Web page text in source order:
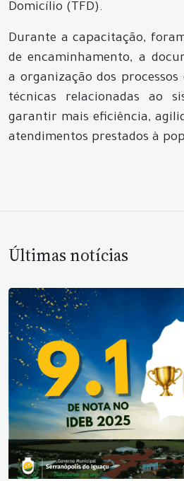
Domicílio (TFD).
Durante a capacitação,
de encaminhamento, a
a organização dos processos
técnicas relacionadas ao
garantir mais eficiência,
atendimentos prestados à
Últimas notícias